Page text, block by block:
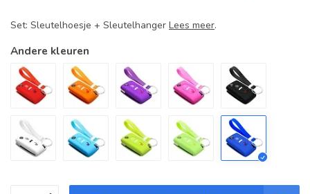
Set: Sleutelhoesje + Sleutelhanger Lees meer.
Andere kleuren